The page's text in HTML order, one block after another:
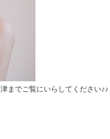
までご覧にいらしてください♪♪